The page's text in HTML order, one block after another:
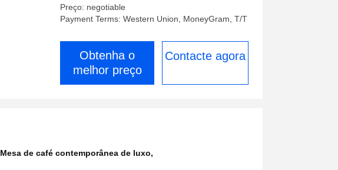
Preço: negotiable
Payment Terms: Western Union, MoneyGram, T/T
Obtenha o
melhor preço
Contacte agora
Mesa de café contemporânea de luxo,